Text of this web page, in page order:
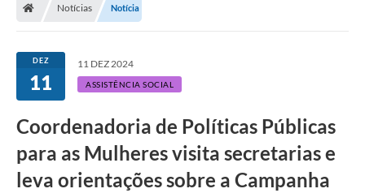
Notícias Notícia
DEZ
11
11 DEZ 2024
ASSISTÊNCIA SOCIAL
Coordenadoria de Políticas Públicas
para as Mulheres visita secretarias e
leva orientações sobre a Campanha